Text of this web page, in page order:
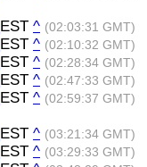
EST ^ (02:03:31 GMT)
EST ^ (02:10:32 GMT)
EST ^ (02:28:34 GMT)
EST ^ (02:47:33 GMT)
EST ^ (02:59:37 GMT)
EST ^ (03:21:34 GMT)
EST ^ (03:29:33 GMT)